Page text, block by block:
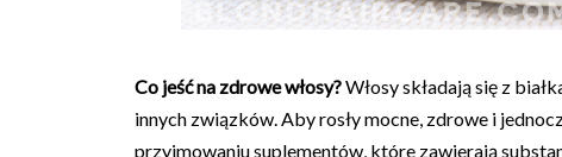
Co jeść na zdrowe włosy?Włosy składają się z
innych związków. Aby rosły mocne, zdrowe i
przyjmowaniu suplementów, które zawierają